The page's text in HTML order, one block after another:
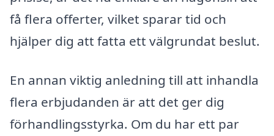
få flera offerter, vilket sparar tid och
hjälper dig att fatta ett välgrundat beslut.
En annan viktig anledning till att inhandla
flera erbjudanden är att det ger dig
förhandlingsstyrka. Om du har ett par